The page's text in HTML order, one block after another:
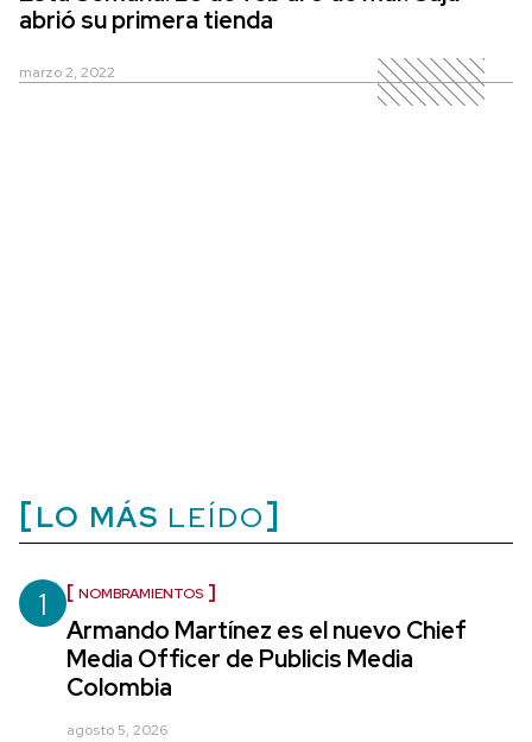
abrió su primera tienda
marzo 2, 2022
LO MÁS LEÍDO
1 NOMBRAMIENTOS
Armando Martínez es el nuevo Chief
Media Officer de Publicis Media
Colombia
agosto 5, 2026